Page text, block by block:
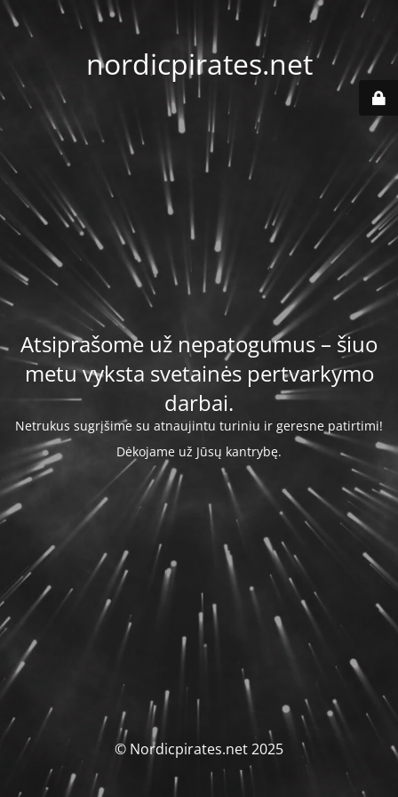
nordicpirates.net
Atsiprašome už nepatogumus – šiuo
metu vyksta svetainės pertvarkymo
darbai.
Netrukus sugrįšime su atnaujintu turiniu ir geresne patirtimi!
Dėkojame už Jūsų kantrybę.
© Nordicpirates.net 2025